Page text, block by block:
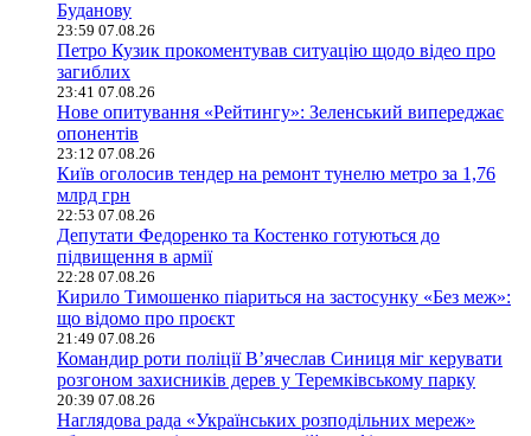
Буданову
23:59 07.08.26
Петро Кузик прокоментував ситуацію щодо відео про
загиблих
23:41 07.08.26
Нове опитування «Рейтингу»: Зеленський випереджає
опонентів
23:12 07.08.26
Київ оголосив тендер на ремонт тунелю метро за 1,76
млрд грн
22:53 07.08.26
Депутати Федоренко та Костенко готуються до
підвищення в армії
22:28 07.08.26
Кирило Тимошенко піариться на застосунку «Без меж»:
що відомо про проєкт
21:49 07.08.26
Командир роти поліції В’ячеслав Синиця міг керувати
розгоном захисників дерев у Теремківському парку
20:39 07.08.26
Наглядова рада «Українських розподільних мереж»